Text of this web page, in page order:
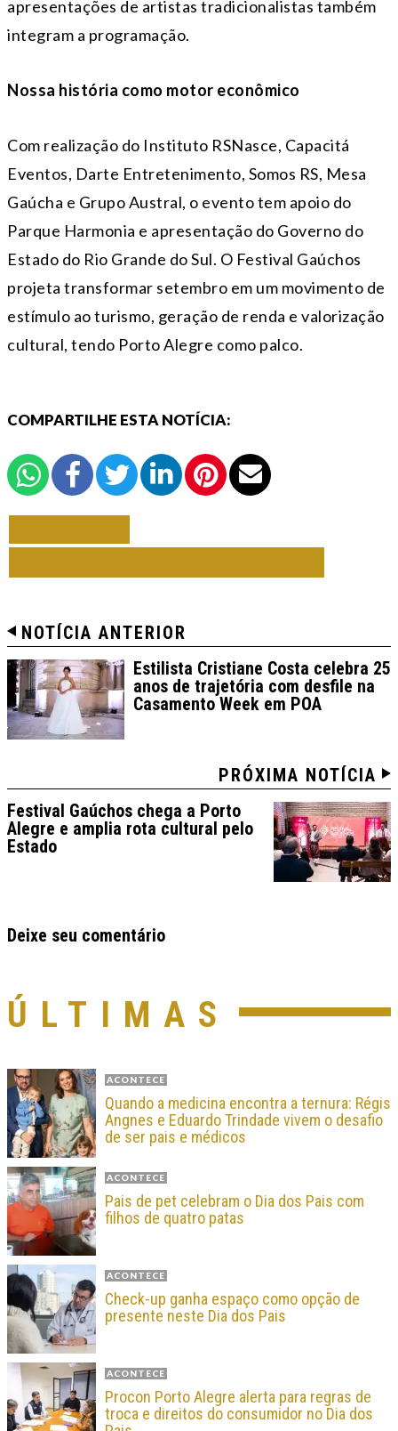
apresentações de artistas tradicionalistas também
integram a programação.
Nossa história como motor econômico
Com realização do Instituto RSNasce, Capacitá
Eventos, Darte Entretenimento, Somos RS, Mesa
Gaúcha e Grupo Austral, o evento tem apoio do
Parque Harmonia e apresentação do Governo do
Estado do Rio Grande do Sul. O Festival Gaúchos
projeta transformar setembro em um movimento de
estímulo ao turismo, geração de renda e valorização
cultural, tendo Porto Alegre como palco.
COMPARTILHE ESTA NOTÍCIA:
NOTÍCIA ANTERIOR
Estilista Cristiane Costa celebra 25
anos de trajetória com desfile na
Casamento Week em POA
PRÓXIMA NOTÍCIA
Festival Gaúchos chega a Porto
Alegre e amplia rota cultural pelo
Estado
Deixe seu comentário
ÚLTIMAS
ACONTECE
Quando a medicina encontra a ternura: Régis
Angnes e Eduardo Trindade vivem o desafio
de ser pais e médicos
ACONTECE
Pais de pet celebram o Dia dos Pais com
filhos de quatro patas
ACONTECE
Check-up ganha espaço como opção de
presente neste Dia dos Pais
ACONTECE
Procon Porto Alegre alerta para regras de
troca e direitos do consumidor no Dia dos